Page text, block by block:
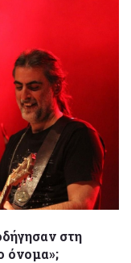
στη
όνομα»;